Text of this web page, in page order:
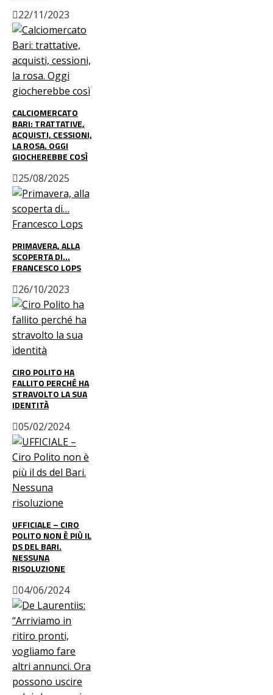
22/11/2023
CALCIOMERCATO
BARI: TRATTATIVE,
ACQUISTI, CESSIONI,
LA ROSA. OGGI
GIOCHEREBBE COSÌ
25/08/2025
PRIMAVERA, ALLA
SCOPERTA DI…
FRANCESCO LOPS
26/10/2023
CIRO POLITO HA
FALLITO PERCHÉ HA
STRAVOLTO LA SUA
IDENTITÀ
05/02/2024
UFFICIALE – CIRO
POLITO NON È PIÙ IL
DS DEL BARI.
NESSUNA
RISOLUZIONE
04/06/2024